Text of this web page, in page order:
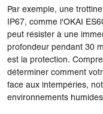
Par exemple, une
IP67, comme l'OKAI
peut résister à une
profondeur pendant 30
est la protection.
déterminer comment
face aux intempéries,
environnements